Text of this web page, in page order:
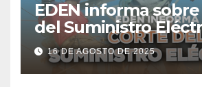
EDEN informa
del Suministro
de agosto
16 DE AGOSTO DE 2025